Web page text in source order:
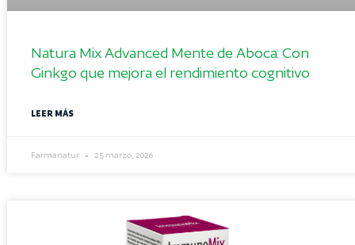
Natura Mix Advanced Mente de Aboca: Con
Ginkgo que mejora el rendimiento cognitivo
LEER MÁS
Farmanatur 25 marzo, 2026